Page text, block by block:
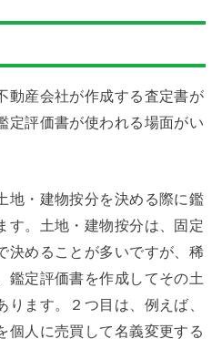
動産会社が作成する査定書が
定評価書が使われる場面がい
地・建物按分を決める際に鑑
す。土地・建物按分は、固定
決めることが多いですが、稀
鑑定評価書を作成してその土
ます。２つ目は、例えば、
個人に売買して名義変更する